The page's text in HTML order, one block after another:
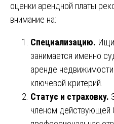
оценки арендной платы
внимание на:
Специализацию.
занимается именно
аренде
ключевой критерий.
Статус и страховку.
членом действующей